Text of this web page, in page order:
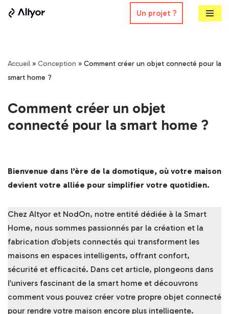
Un projet ?
Accueil » Conception » Comment créer un objet connecté pour la
smart home ?
Comment créer un objet
connecté pour la smart home ?
Bienvenue dans l’ère de la domotique, où votre maison
devient votre alliée pour simplifier votre quotidien.
Chez Altyor et NodOn, notre entité dédiée à la Smart
Home, nous sommes passionnés par la création et la
fabrication d’objets connectés qui transforment les
maisons en espaces intelligents, offrant confort,
sécurité et efficacité. Dans cet article, plongeons dans
l’univers fascinant de la smart home et découvrons
comment vous pouvez créer votre propre objet connecté
pour rendre votre maison encore plus intelligente.